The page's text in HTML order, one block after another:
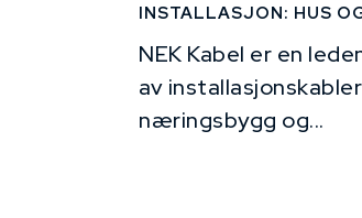
INSTALLASJON: HUS
NEK Kabel er en
av
næringsbygg og...